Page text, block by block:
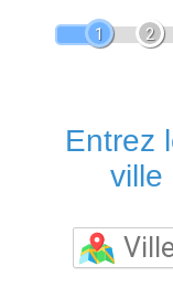
1 2
Entrez
ville